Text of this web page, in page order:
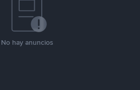
No hay anuncios